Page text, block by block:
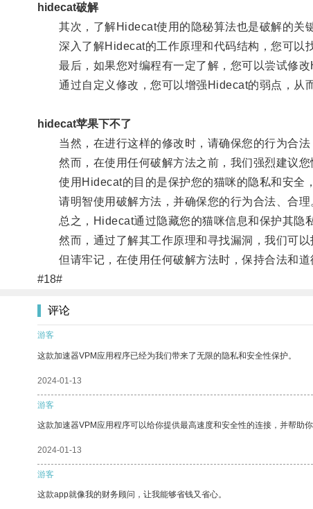
hidecat破解
其次，了解Hidecat使用的隐秘算法也是破解的关键
深入了解Hidecat的工作原理和代码结构，您可以
最后，如果您对编程有一定了解，您可以尝试修改
通过自定义修改，您可以增强Hidecat的弱点，从而
hidecat苹果下不了
当然，在进行这样的修改时，请确保您的行为合法
然而，在使用任何破解方法之前，我们强烈建议您
使用Hidecat的目的是保护您的猫咪的隐私和安全，
请明智使用破解方法，并确保您的行为合法、合理
总之，Hidecat通过隐藏您的猫咪信息和保护其隐私
然而，通过了解其工作原理和寻找漏洞，我们可以
但请牢记，在使用任何破解方法时，保持合法和道
#18#
评论
游客
这款加速器VPM应用程序已经为我们带来了无限的隐私和安全性保护。
2024-01-13
游客
这款加速器VPM应用程序可以给你提供最高速度和安全性的连接，并帮助你
2024-01-13
游客
这款app就像我的财务顾问，让我能够省钱又省心。